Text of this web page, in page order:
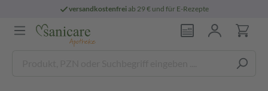
versandkostenfreiab 29 € und für E-Rezepte